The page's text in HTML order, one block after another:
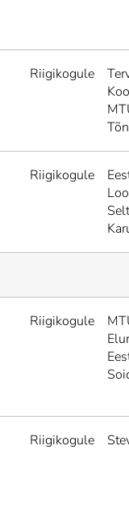
Riigikogule
Riigikogule
Riigikogule
Riigikogule